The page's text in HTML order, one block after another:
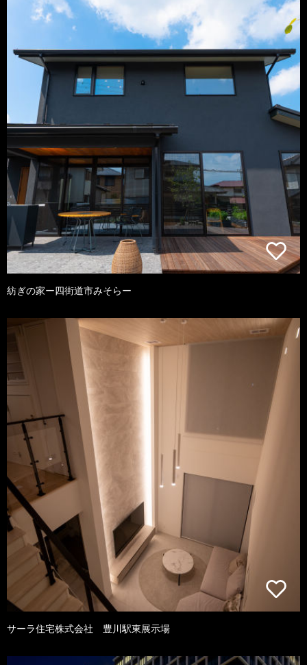
紡ぎの家ー四街道市みそらー
サーラ住宅株式会社 豊川駅東展示場